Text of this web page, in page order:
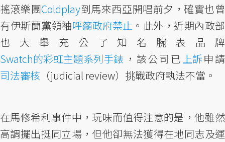
搖滾樂團Coldplay到馬來西亞開唱前夕，確實也曾
有伊斯蘭黨領袖呼籲政府禁止。此外，近期內政部
也大舉充公了知名腕表品牌
Swatch的彩虹主題系列手錶 ，該公司已上訴申請
司法審核 （judicial review）挑戰政府執法不當。
在馬修希利事件中，玩味而值得注意的是，他雖然
高調擺出挺同立場，但他卻無法獲得在地同志及運